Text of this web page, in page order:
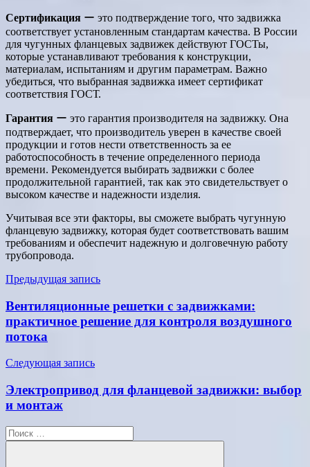
Сертификация ー это подтверждение того, что задвижка
соответствует установленным стандартам качества. В России
для чугунных фланцевых задвижек действуют ГОСТы,
которые устанавливают требования к конструкции,
материалам, испытаниям и другим параметрам. Важно
убедиться, что выбранная задвижка имеет сертификат
соответствия ГОСТ.
Гарантия ー это гарантия производителя на задвижку. Она
подтверждает, что производитель уверен в качестве своей
продукции и готов нести ответственность за ее
работоспособность в течение определенного периода
времени. Рекомендуется выбирать задвижки с более
продолжительной гарантией, так как это свидетельствует о
высоком качестве и надежности изделия.
Учитывая все эти факторы, вы сможете выбрать чугунную
фланцевую задвижку, которая будет соответствовать вашим
требованиям и обеспечит надежную и долговечную работу
трубопровода.
Навигация
по
записям
Предыдущая запись
Вентиляционные решетки с задвижками:
практичное решение для контроля воздушного
потока
Следующая запись
Электропривод для фланцевой задвижки: выбор
и монтаж
Поиск
для: